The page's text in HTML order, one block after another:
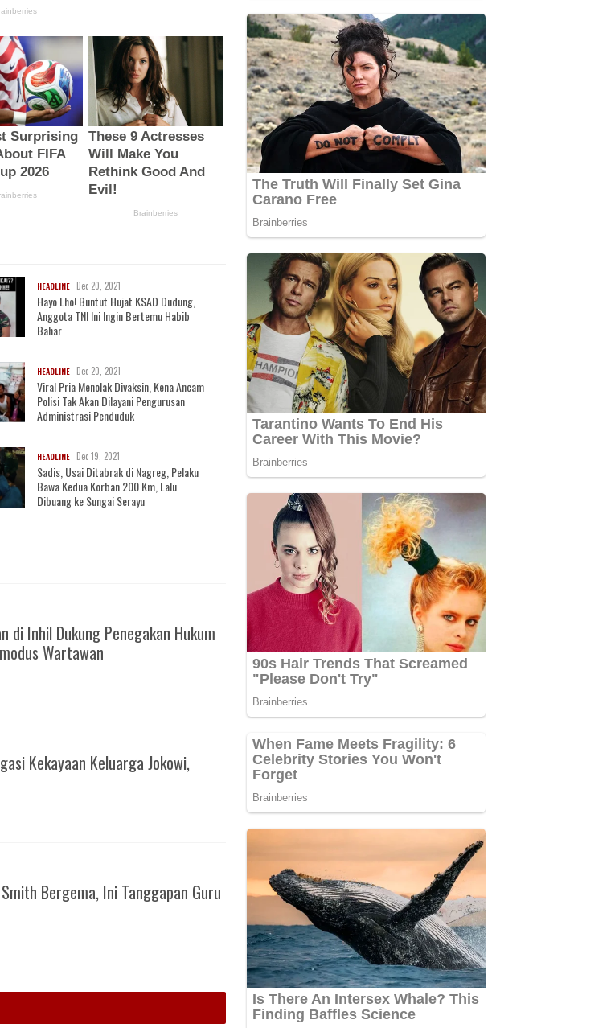
HEADLINE Dec 20, 2021
Hayo Lho! Buntut Hujat KSAD Dudung,
Anggota TNI Ini Ingin Bertemu Habib
Bahar
HEADLINE Dec 20, 2021
Viral Pria Menolak Divaksin, Kena Ancam
Polisi Tak Akan Dilayani Pengurusan
Administrasi Penduduk
HEADLINE Dec 19, 2021
Sadis, Usai Ditabrak di Nagreg, Pelaku
Bawa Kedua Korban 200 Km, Lalu
Dibuang ke Sungai Serayu
di Inhil Dukung Penegakan Hukum
Wartawan
Kekayaan Keluarga Jokowi,
Bergema, Ini Tanggapan Guru